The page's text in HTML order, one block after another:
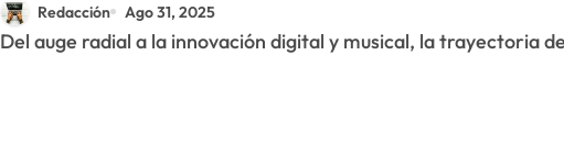
Redacción Ago 31, 2025
Del auge radial a la innovación digital y musical, la trayectoria